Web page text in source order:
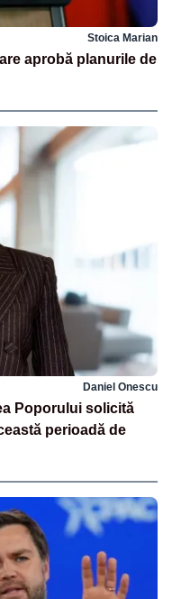
Stoica Marian
aprobă planurile de
Daniel Onescu
Poporului solicită
perioadă de